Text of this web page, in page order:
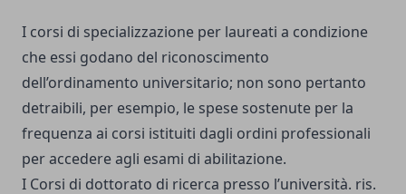
I corsi di specializzazione per laureati a condizione
che essi godano del riconoscimento
dell’ordinamento universitario; non sono pertanto
detraibili, per esempio, le spese sostenute per la
frequenza ai corsi istituiti dagli ordini professionali
per accedere agli esami di abilitazione.
I Corsi di dottorato di ricerca presso l’università. ris.